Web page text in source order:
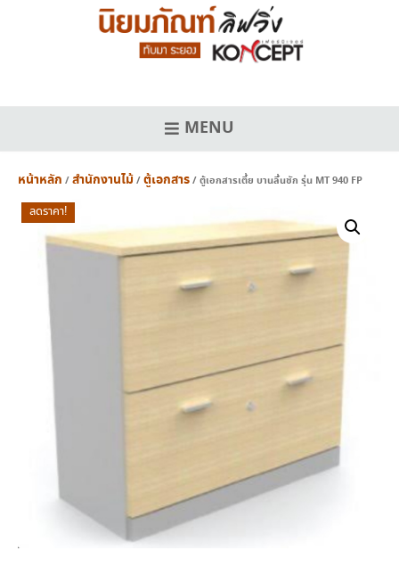
MENU
หน้าหลัก /สำนักงานไม้/ตู้เอกสาร/ ตู้เอกสารเตี้ย บานลิ้นชัก รุ่น MT 940 FP
ลดราคา!